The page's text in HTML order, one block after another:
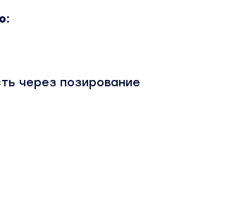
через позирование